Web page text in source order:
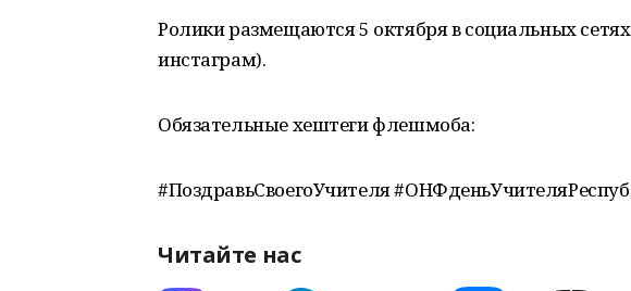
Ролики размещаются 5 октября в социальных
инстаграм).
Обязательные хештеги флешмоба:
#ПоздравьСвоегоУчителя
Читайте нас